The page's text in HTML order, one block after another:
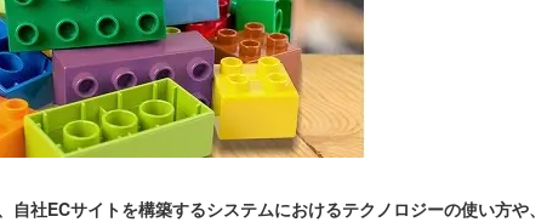
社ECサイトを構築するシステムにおけるテクノロジーの使い方や、